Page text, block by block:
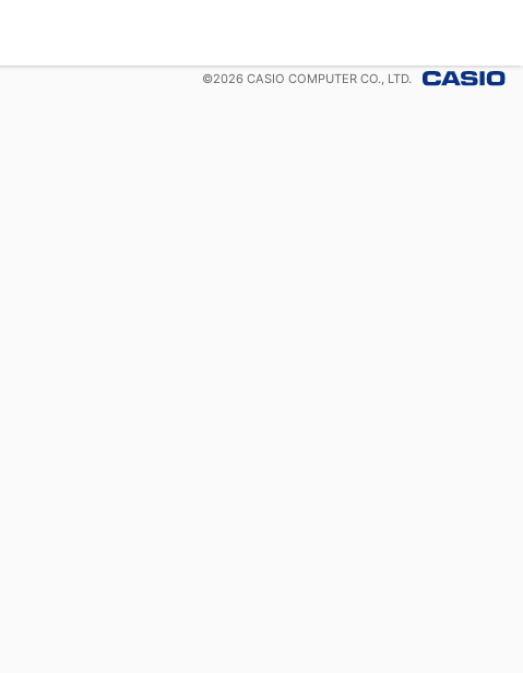
©2026 CASIO COMPUTER CO., LTD.